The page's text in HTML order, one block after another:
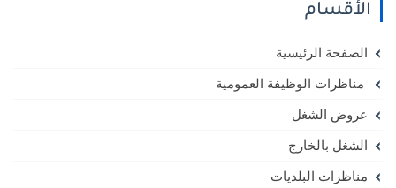
الأقسام
الصفحة الرئيسية
مناظرات الوظيفة العمومية
عروض الشغل
الشغل بالخارج
مناظرات البلديات